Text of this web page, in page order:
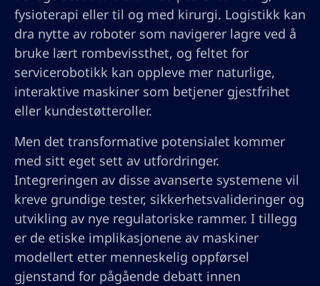
fysioterapi eller til og med kirurgi. Logistikk kan
dra nytte av roboter som navigerer lagre ved å
bruke lært rombevissthet, og feltet for
servicerobotikk kan oppleve mer naturlige,
interaktive maskiner som betjener gjestfrihet
eller kundestøtteroller.
Men det transformative potensialet kommer
med sitt eget sett av utfordringer.
Integreringen av disse avanserte systemene vil
kreve grundige tester, sikkerhetsvalideringer og
utvikling av nye regulatoriske rammer. I tillegg
er de etiske implikasjonene av maskiner
modellert etter menneskelig oppførsel
gjenstand for pågående debatt innen